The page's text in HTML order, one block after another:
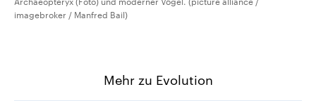
imagebroker / Manfred Bail)
Mehr zu Evolution